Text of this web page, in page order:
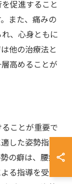
促進すること
また、痛みの
、心身ともに
他の治療法と
高めることが
ことが重要で
した姿勢指導
の癖は、腰痛
る指導を受け